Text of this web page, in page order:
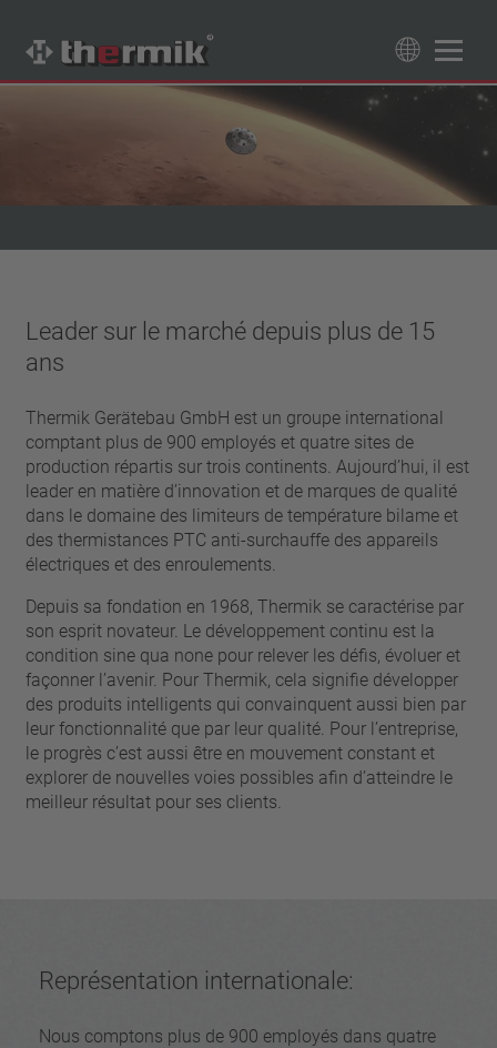
Tipo interruttore
Gamme de température
1,6 A – 7,5 A
4 A – 25 A
25 A – 75 A
Rappel
avec isolation
sans isolation
Raccordement
fil
broche
Approbations
VDE
UL
ENEC
IEC
CSA
CQC
CMJ
Appliquer les filtres
Supprimer les filtres
fermer les filtres
Leader sur le marché depuis plus de 15
ans
Thermik Gerätebau GmbH est un groupe international
comptant plus de 900 employés et quatre sites de
production répartis sur trois continents. Aujourd’hui, il est
leader en matière d’innovation et de marques de qualité
dans le domaine des limiteurs de température bilame et
des thermistances PTC anti-surchauffe des appareils
électriques et des enroulements.
Depuis sa fondation en 1968, Thermik se caractérise par
son esprit novateur. Le développement continu est la
condition sine qua none pour relever les défis, évoluer et
façonner l’avenir. Pour Thermik, cela signifie développer
des produits intelligents qui convainquent aussi bien par
leur fonctionnalité que par leur qualité. Pour l’entreprise,
le progrès c’est aussi être en mouvement constant et
explorer de nouvelles voies possibles afin d’atteindre le
meilleur résultat pour ses clients.
Représentation internationale:
Nous comptons plus de 900 employés dans quatre